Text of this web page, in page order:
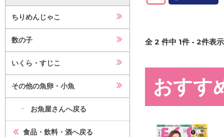
ちりめんじゃこ
数の子
いくら・すじこ
その他の魚卵・小魚
お魚屋さんへ戻る
食品・飲料・酒へ戻る
全2 件中 1件 - 2件表
おすす